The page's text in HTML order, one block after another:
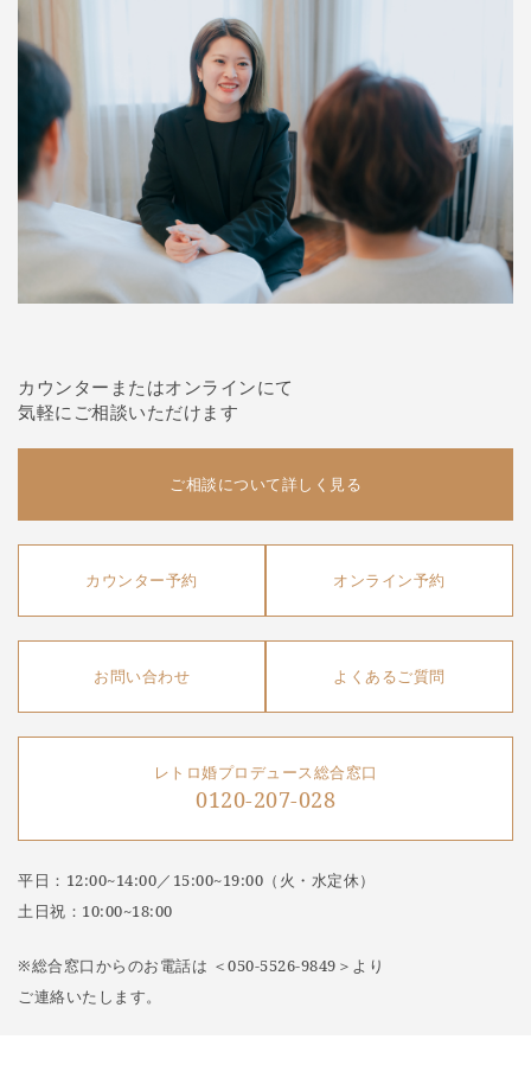
カウンターまたはオンラインにて
気軽にご相談いただけます
ご相談について詳しく見る
カウンター予約 オンライン予約
お問い合わせ よくあるご質問
レトロ婚プロデュース総合窓口
0120-207-028
平日：12:00~14:00／15:00~19:00（火・水定休）
土日祝：10:00~18:00
※総合窓口からのお電話は ＜050-5526-9849＞より
ご連絡いたします。